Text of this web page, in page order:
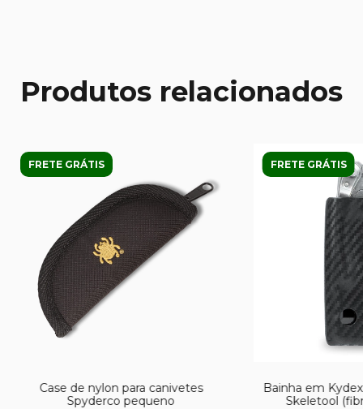
Produtos relacionados
FRETE GRÁTIS
Case de nylon para canivetes
Spyderco pequeno
FRETE GRÁTIS
Bainha em
Skeletool